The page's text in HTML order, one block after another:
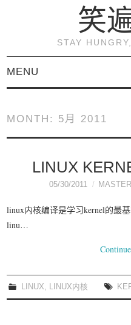
笑
STAY
MENU
（连载）
战与原理解析》
我要笑遍世界
MONTH: 5月 2011
LINUX
05/30/2011 MASTER
linux内核编译是学习kernel的最
linu…
LINUX LINUX内核